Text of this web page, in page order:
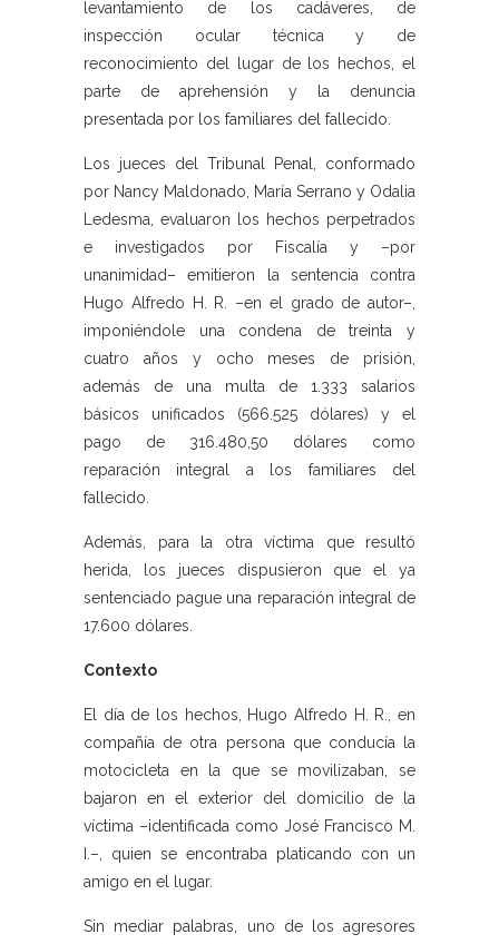
levantamiento de los cadáveres, de
inspección ocular técnica y de
reconocimiento del lugar de los hechos, el
parte de aprehensión y la denuncia
presentada por los familiares del fallecido.
Los jueces del Tribunal Penal, conformado
por Nancy Maldonado, María Serrano y Odalia
Ledesma, evaluaron los hechos perpetrados
e investigados por Fiscalía y –por
unanimidad– emitieron la sentencia contra
Hugo Alfredo H. R. –en el grado de autor–,
imponiéndole una condena de treinta y
cuatro años y ocho meses de prisión,
además de una multa de 1.333 salarios
básicos unificados (566.525 dólares) y el
pago de 316.480,50 dólares como
reparación integral a los familiares del
fallecido.
Además, para la otra víctima que resultó
herida, los jueces dispusieron que el ya
sentenciado pague una reparación integral de
17.600 dólares.
Contexto
El día de los hechos, Hugo Alfredo H. R., en
compañía de otra persona que conducía la
motocicleta en la que se movilizaban, se
bajaron en el exterior del domicilio de la
víctima –identificada como José Francisco M.
I.–, quien se encontraba platicando con un
amigo en el lugar.
Sin mediar palabras, uno de los agresores